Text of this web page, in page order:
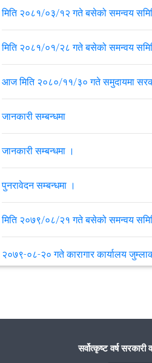
मिति २०८१/०३/१२ गते बसेको समन्वय
मिति २०८१/०१/२८ गते बसेको समन्वय
आज मिति २०८०/११/३० गते समुदायमा
जानकारी सम्बन्धमा
जानकारी सम्बन्धमा ।
पुनरावेदन सम्बन्धमा ।
मिति २०७९/०८/२१ गते बसेको समन्वय
२०७९-०८-२० गते कारागार कार्यालय
सर्वोत्कृष्ट वर्ष